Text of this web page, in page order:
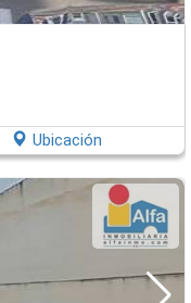
Ubicación